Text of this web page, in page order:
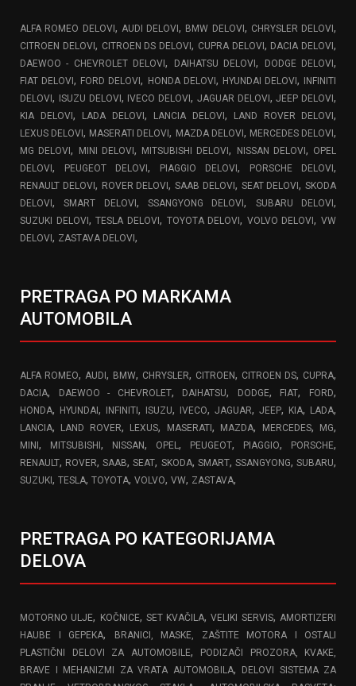
ALFA ROMEO DELOVI , AUDI DELOVI , BMW DELOVI , CHRYSLER DELOVI ,
CITROEN DELOVI , CITROEN DS DELOVI , CUPRA DELOVI , DACIA DELOVI ,
DAEWOO - CHEVROLET DELOVI, DAIHATSU DELOVI, DODGE DELOVI,
FIAT DELOVI, FORD DELOVI, HONDA DELOVI , HYUNDAI DELOVI ,
INFINITI
DELOVI , ISUZU DELOVI , IVECO DELOVI , JAGUAR DELOVI ,JEEP DELOVI ,
KIA DELOVI , LADA DELOVI , LANCIA DELOVI , LAND ROVER DELOVI ,
LEXUS DELOVI, MASERATI DELOVI, MAZDA DELOVI , MERCEDES DELOVI,
MG DELOVI, MINI DELOVI , MITSUBISHI DELOVI, NISSAN DELOVI , OPEL
DELOVI , PEUGEOT DELOVI , PIAGGIO DELOVI , PORSCHE DELOVI ,
RENAULT DELOVI , ROVER DELOVI, SAAB DELOVI , SEAT DELOVI, SKODA
DELOVI ,SMART DELOVI ,SSANGYONG DELOVI, SUBARU DELOVI,
SUZUKI DELOVI ,TESLA DELOVI , TOYOTA DELOVI, VOLVO DELOVI, VW
DELOVI , ZASTAVA DELOVI ,
PRETRAGA PO MARKAMA
AUTOMOBILA
ALFA ROMEO, AUDI , BMW, CHRYSLER, CITROEN, CITROEN DS, CUPRA,
DACIA, DAEWOO - CHEVROLET, DAIHATSU, DODGE, FIAT, FORD,
HONDA, HYUNDAI , INFINITI , ISUZU, IVECO, JAGUAR, JEEP, KIA, LADA,
LANCIA, LAND ROVER, LEXUS, MASERATI , MAZDA, MERCEDES, MG,
MINI , MITSUBISHI , NISSAN, OPEL, PEUGEOT, PIAGGIO, PORSCHE,
RENAULT, ROVER,SAAB,SEAT, SKODA, SMART, SSANGYONG,SUBARU,
SUZUKI , TESLA, TOYOTA, VOLVO, VW, ZASTAVA,
PRETRAGA PO KATEGORIJAMA
DELOVA
MOTORNO ULJE, KOČNICE, SET KVAČILA,VELIKI SERVIS,AMORTIZERI
HAUBE I GEPEKA,
BRANICI, MASKE, ZAŠTITE MOTORA I OSTALI
PLASTIČNI DELOVI ZA AUTOMOBILE,
PODIZAČI PROZORA, KVAKE,
BRAVE I MEHANIZMI ZA VRATA AUTOMOBILA,
DELOVI SISTEMA ZA